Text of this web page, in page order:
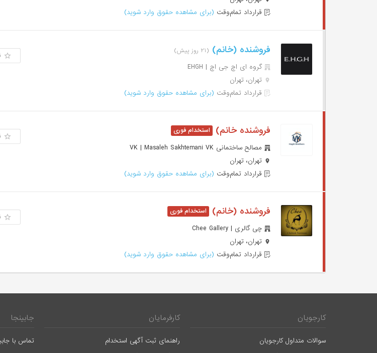
قرارداد تمام‌وقت (برای مشاهده حقوق وارد شوید)
فروشنده (خانم) (۲۱ روز پیش)
گروه ای اچ جی اچ | EHGH
تهران، تهران
قرارداد تمام‌وقت (برای مشاهده حقوق وارد شوید)
فروشنده خانم)
مصالح ساختمانی VK | Masaleh Sakhtemani VK
تهران، تهران
قرارداد تمام‌وقت (برای مشاهده حقوق وارد شوید)
فروشنده (خانم)
چی گالری | Chee Gallery
تهران، تهران
قرارداد تمام‌وقت (برای مشاهده حقوق وارد شوید)
کارجویان
سوالات متداول کارجویان
کارفرمایان
راهنمای ثبت آگهی استخدام
جابینجا
تماس با